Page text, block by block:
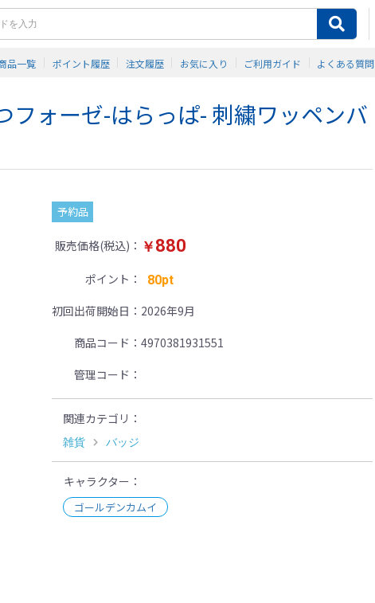
品一覧 ポイント履歴 注文履歴 お気に入り ご利用ガイド よくある質問
フォーゼ-はらっぱ- 刺繍ワッペンバ
予約品
販売価格(税込) ￥880
ポイント 80pt
初回出荷開始日
2026年9月
商品コード
4970381931551
管理コード
関連カテゴリ
雑貨 バッジ
キャラクター
ゴールデンカムイ